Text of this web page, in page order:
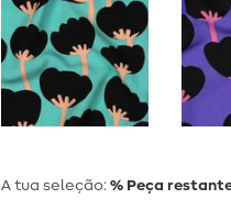
A tua seleção: % Peça